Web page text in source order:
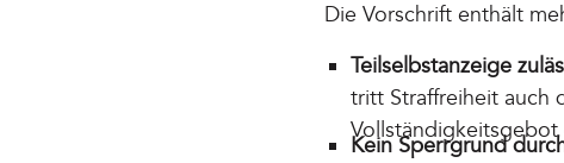
Die Vorschrift enthält
Teilselbstanzeige
tritt Straffreiheit auch
Kein Sperrgrund